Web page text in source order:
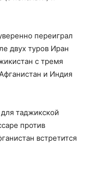
переиграл
двух туров Иран
с тремя
и Индия
таджикской
против
встретится